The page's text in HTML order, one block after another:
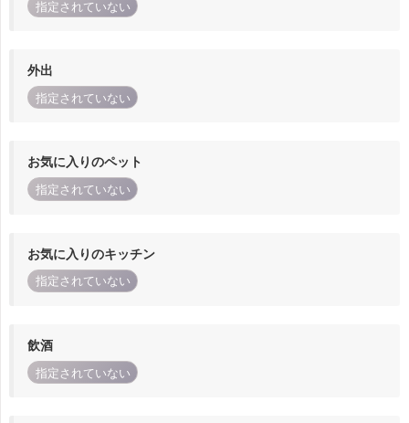
指定されていない
外出
指定されていない
お気に入りのペット
指定されていない
お気に入りのキッチン
指定されていない
飲酒
指定されていない